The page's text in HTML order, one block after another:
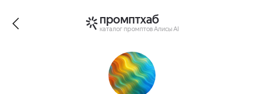
промптхаб
каталог промптов Алисы AI